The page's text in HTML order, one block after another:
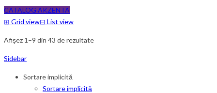
CATALOG AKZENTA
⊞ Grid view⊟ List view
Afișez 1–9 din 43 de rezultate
Sidebar
Sortare implicită
Sortare implicită